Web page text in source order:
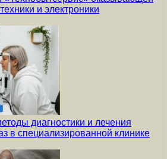
и электроники
диагностики и лечения
в специализированной клинике